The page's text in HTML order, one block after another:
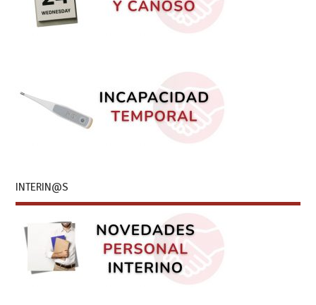
INTERIN@S